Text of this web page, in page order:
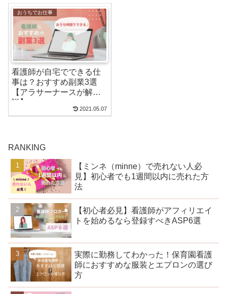
おうちでお仕事
看護師が自宅でできる仕
事は？おすすめ副業3選
【アラサーナースが解
説】
2021.05.07
RANKING
【ミンネ（minne）で売れない人必
見】初心者でも1週間以内に売れた方
法
【初心者必見】看護師がアフィリエイ
トを始めるなら登録すべきASP6選
実際に勤務してわかった！保育園看護
師におすすめな服装とエプロンの選び
方